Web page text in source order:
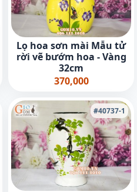
Lọ hoa sơn mài Mẫu tử
rời vẽ bướm hoa - Vàng
32cm
370,000
#40737-1